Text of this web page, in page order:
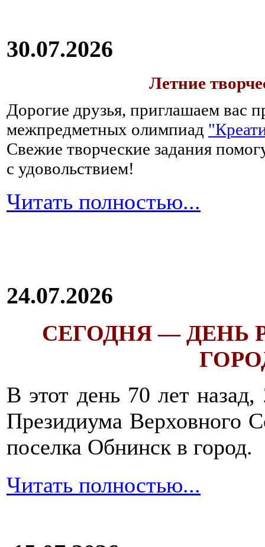
30.07.2026
Летние
Дорогие друзья, приглашаем вас
межпредметных олимпиад
Свежие творческие задания
с удовольствием!
Читать полностью...
24.07.2026
СЕГОДНЯ — ДЕНЬ
В этот день 70 лет
Президиума Верховного
поселка Обнинск в город.
Читать полностью...